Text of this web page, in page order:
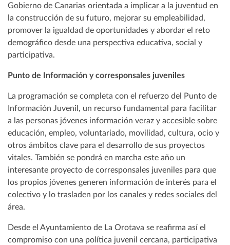
Gobierno de Canarias orientada a implicar a la juventud en
la construcción de su futuro, mejorar su empleabilidad,
promover la igualdad de oportunidades y abordar el reto
demográfico desde una perspectiva educativa, social y
participativa.
Punto de Información y corresponsales juveniles
La programación se completa con el refuerzo del Punto de
Información Juvenil, un recurso fundamental para facilitar
a las personas jóvenes información veraz y accesible sobre
educación, empleo, voluntariado, movilidad, cultura, ocio y
otros ámbitos clave para el desarrollo de sus proyectos
vitales. También se pondrá en marcha este año un
interesante proyecto de corresponsales juveniles para que
los propios jóvenes generen información de interés para el
colectivo y lo trasladen por los canales y redes sociales del
área.
Desde el Ayuntamiento de La Orotava se reafirma así el
compromiso con una política juvenil cercana, participativa